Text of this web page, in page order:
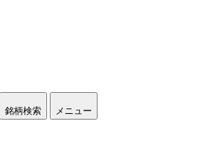
銘柄検索 メニュー